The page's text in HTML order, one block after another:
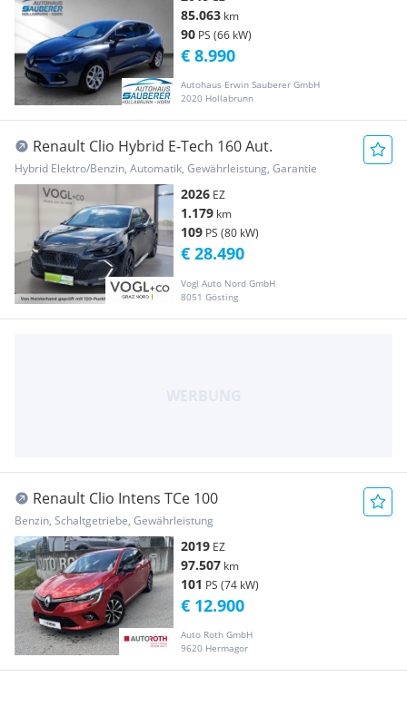
85.063 km
90 PS (66 kW)
Autohaus Erwin Sauberer GmbH
2020 Hollabrunn
€ 8.990
Renault Clio Hybrid E-Tech 160 Aut.
Hybrid Elektro/Benzin, Automatik, Gewährleistung, Garantie
2026 EZ
1.179 km
109 PS (80 kW)
Vogl Auto Nord GmbH
8051 Gösting
€ 28.490
Renault Clio Intens TCe 100
Benzin, Schaltgetriebe, Gewährleistung
2019 EZ
97.507 km
101 PS (74 kW)
Auto Roth GmbH
9620 Hermagor
€ 12.900